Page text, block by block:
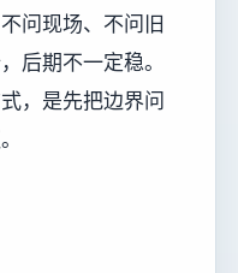
问现场、不问旧
后期不一定稳。
，是先把边界问